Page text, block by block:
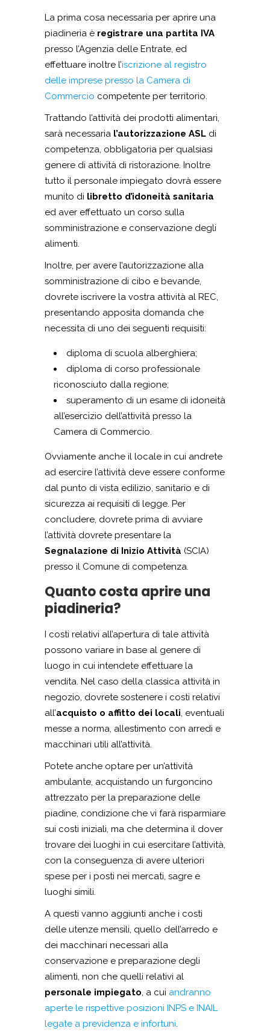
La prima cosa necessaria per aprire una
piadineria è registrare una partita IVA
presso l’Agenzia delle Entrate, ed
effettuare inoltre l’iscrizione al registro
delle imprese presso la Camera di
Commercio competente per territorio.
Trattando l’attività dei prodotti alimentari,
sarà necessaria l’autorizzazione ASL di
competenza, obbligatoria per qualsiasi
genere di attività di ristorazione. Inoltre
tutto il personale impiegato dovrà essere
munito di libretto d’idoneità sanitaria
ed aver effettuato un corso sulla
somministrazione e conservazione degli
alimenti.
Inoltre, per avere l’autorizzazione alla
somministrazione di cibo e bevande,
dovrete iscrivere la vostra attività al REC,
presentando apposita domanda che
necessita di uno dei seguenti requisiti:
diploma di scuola alberghiera;
diploma di corso professionale
riconosciuto dalla regione;
superamento di un esame di idoneità
all’esercizio dell’attività presso la
Camera di Commercio.
Ovviamente anche il locale in cui andrete
ad esercire l’attività deve essere conforme
dal punto di vista edilizio, sanitario e di
sicurezza ai requisiti di legge. Per
concludere, dovrete prima di avviare
l’attività dovrete presentare la
Segnalazione di Inizio Attività (SCIA)
presso il Comune di competenza.
Quanto costa aprire una
piadineria?
I costi relativi all’apertura di tale attività
possono variare in base al genere di
luogo in cui intendete effettuare la
vendita. Nel caso della classica attività in
negozio, dovrete sostenere i costi relativi
all’acquisto o affitto dei locali, eventuali
messe a norma, allestimento con arredi e
macchinari utili all’attività.
Potete anche optare per un’attività
ambulante, acquistando un furgoncino
attrezzato per la preparazione delle
piadine, condizione che vi farà risparmiare
sui costi iniziali, ma che determina il dover
trovare dei luoghi in cui esercitare l’attività,
con la conseguenza di avere ulteriori
spese per i posti nei mercati, sagre e
luoghi simili.
A questi vanno aggiunti anche i costi
delle utenze mensili, quello dell’arredo e
dei macchinari necessari alla
conservazione e preparazione degli
alimenti, non che quelli relativi al
personale impiegato, a cui andranno
aperte le rispettive posizioni INPS e INAIL
legate a previdenza e infortuni.